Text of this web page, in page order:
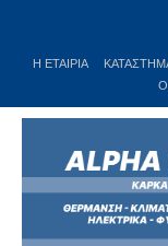
Η ΕΤΑΙΡΊΑ
Ο